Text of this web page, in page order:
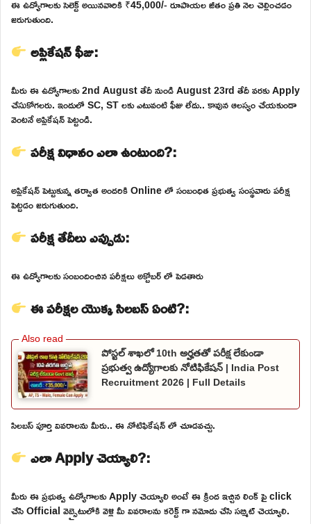
ఈ ఉద్యోగాలకు సెలెక్ట్ అయినవారికి ₹45,000/- రూపాయల జీతం ప్రతి నెల చెల్లించడం
జరుగుతుంది.
అప్లికేషన్ ఫీజు:
మీరు ఈ ఉద్యోగాలకు 2nd August తేదీ నుండి August 23rd తేదీ వరకు Apply
చేసుకోగలరు. ఇందులో SC, ST లకు ఎటువంటి ఫీజు లేదు.. కావున ఆలస్యం చేయకుండా
వెంటనే అప్లికేషన్ పెట్టండి.
పరీక్ష విధానం ఎలా ఉంటుంది?:
అప్లికేషన్ పెట్టుకున్న తర్వాత అందరికి Online లో సంబంధిత ప్రభుత్వ సంస్థవారు పరీక్ష
పెట్టడం జరుగుతుంది.
పరీక్ష తేదీలు ఎప్పుడు:
ఈ ఉద్యోగాలకు సంబందించిన పరీక్షలు అక్టోబర్ లో పెడతారు
ఈ పరీక్షల యొక్క సిలబస్ ఏంటి?:
పోస్టల్ శాఖలో 10th అర్హతతో పరీక్ష లేకుండా
ప్రభుత్వ ఉద్యోగాలకు నోటిఫికేషన్ | India Post
Recruitment 2026 | Full Details
సిలబస్ పూర్తి వివరాలను మీరు.. ఈ నోటిఫికేషన్ లో చూడవచ్చు.
ఎలా Apply చెయ్యాలి?:
మీరు ఈ ప్రభుత్వ ఉద్యోగాలకు Apply చెయ్యాలి అంటే ఈ క్రింద ఇచ్చిన లింక్ పై click
చేసి Official వెబ్సైటులోకి వెళ్లి మీ వివరాలను కరెక్ట్ గా నమోదు చేసి సబ్మిట్ చెయ్యాలి.